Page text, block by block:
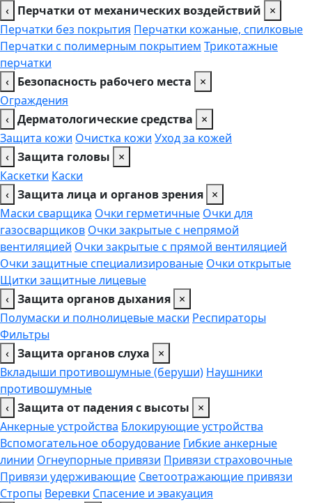
‹ Перчатки от механических воздействий
×
Перчатки без покрытия Перчатки кожаные, спилковые
Перчатки с полимерным покрытием Трикотажные
перчатки
‹ Безопасность рабочего места
×
Ограждения
‹ Дерматологические средства
×
Защита кожи Очистка кожи Уход за кожей
‹ Защита головы
×
Каскетки Каски
‹ Защита лица и органов зрения ×
Маски сварщика Очки герметичные Очки для
газосварщиков Очки закрытые с непрямой
вентиляцией Очки закрытые с прямой вентиляцией
Очки защитные специализированые Очки открытые
Щитки защитные лицевые
‹ Защита органов дыхания ×
Полумаски и полнолицевые маски Респираторы
Фильтры
‹ Защита органов слуха
×
Вкладыши противошумные (беруши) Наушники
противошумные
‹ Защита от падения с высоты
×
Анкерные устройства Блокирующие устройства
Вспомогательное оборудование Гибкие анкерные
линии Огнеупорные привязи Привязи страховочные
Привязи удерживающие Светоотражающие привязи
Стропы Веревки Спасение и эвакуация